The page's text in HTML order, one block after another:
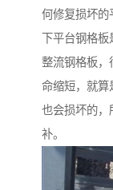
何修复损坏的
下平台钢格
整流钢格板
命缩短，就算
也会损坏的，
补。